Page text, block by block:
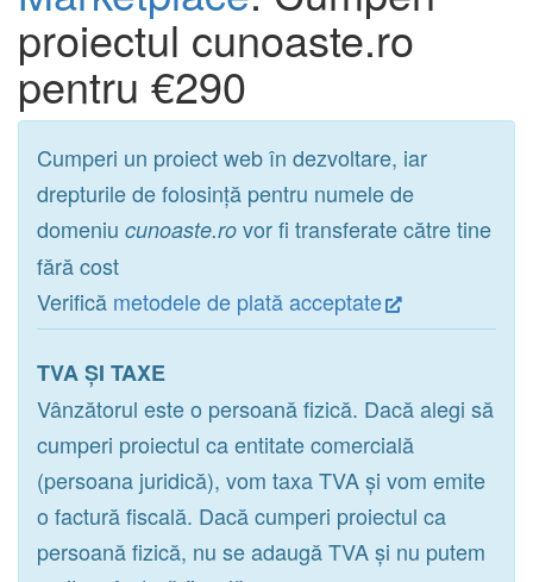
proiectul cunoaste.ro
pentru €290
Cumperi un proiect web în dezvoltare, iar
drepturile de folosință pentru numele de
domeniu cunoaste.ro vor fi transferate către tine
fără cost
Verifică metodele de plată acceptate
TVA ȘI TAXE
Vânzătorul este o persoană fizică. Dacă alegi să
cumperi proiectul ca entitate comercială
(persoana juridică), vom taxa TVA și vom emite
o factură fiscală. Dacă cumperi proiectul ca
persoană fizică, nu se adaugă TVA și nu putem